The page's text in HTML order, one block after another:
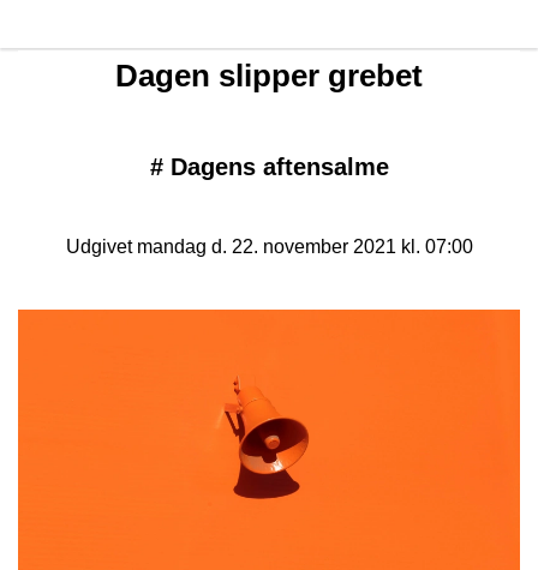
Dagen slipper grebet
# Dagens aftensalme
Udgivet mandag d. 22. november 2021 kl. 07:00